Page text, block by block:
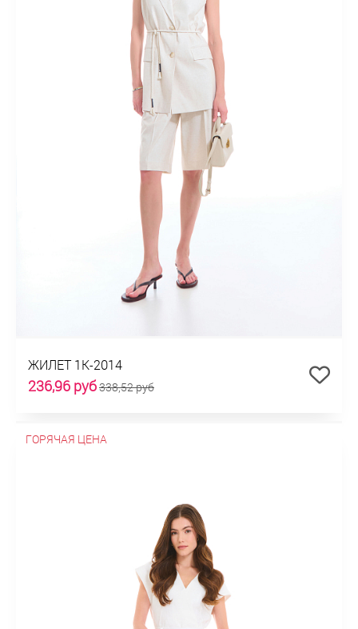
ЖИЛЕТ 1К-2014
236,96 руб338,52 руб
ГОРЯЧАЯ ЦЕНА